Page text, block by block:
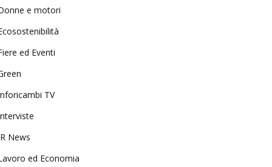
e motori
ed Eventi
TV
News
ed Economia